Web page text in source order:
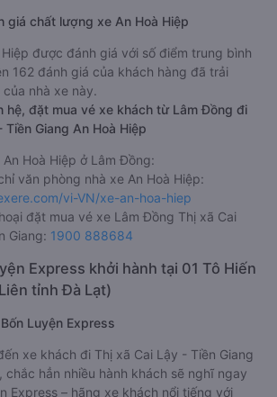
giá chất lượng xe An Hoà Hiệp
được đánh giá với số điểm trung bình
162 đánh giá của khách hàng đã trải
nhà xe này.
hệ, đặt mua vé xe khách từ Lâm Đồng đi
Tiền Giang An Hoà Hiệp
Hoà Hiệp ở Lâm Đồng:
văn phòng nhà xe An Hoà Hiệp:
vi-VN/xe-an-hoa-hiep
đặt mua vé xe Lâm Đồng Thị xã Cai
Giang: 1900 888684
Express khởi hành tại 01 Tô Hiến
tỉnh Đà Lạt)
Luyện Express
xe khách đi Thị xã Cai Lậy - Tiền Giang
hẳn nhiều hành khách sẽ nghĩ ngay
Express – hãng xe khách nổi tiếng với